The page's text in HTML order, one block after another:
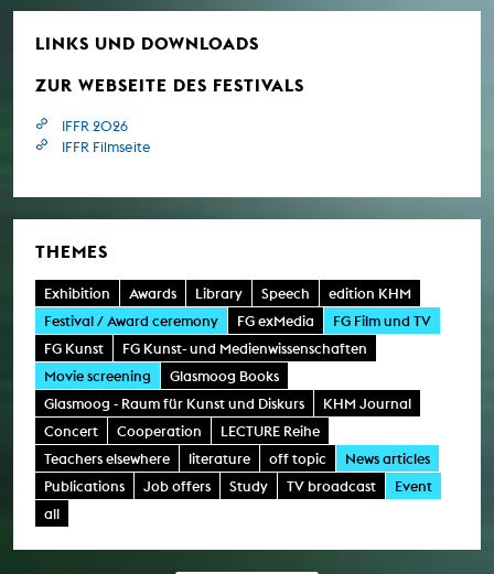
LINKS UND DOWNLOADS
ZUR WEBSEITE DES FESTIVALS
IFFR 2026
IFFR Filmseite
THEMES
Exhibition Awards Library Speech
edition KHM
Festival / Award ceremony
FG exMedia
FG Film und TV
FG Kunst
FG Kunst- und Medienwissenschaften
Movie screening
Glasmoog Books
Glasmoog - Raum für Kunst und Diskurs
KHM Journal
Concert
Cooperation
LECTURE Reihe
Teachers elsewhere
literature off topic
News articles
Publications
Job offers Study TV broadcast
Event
all